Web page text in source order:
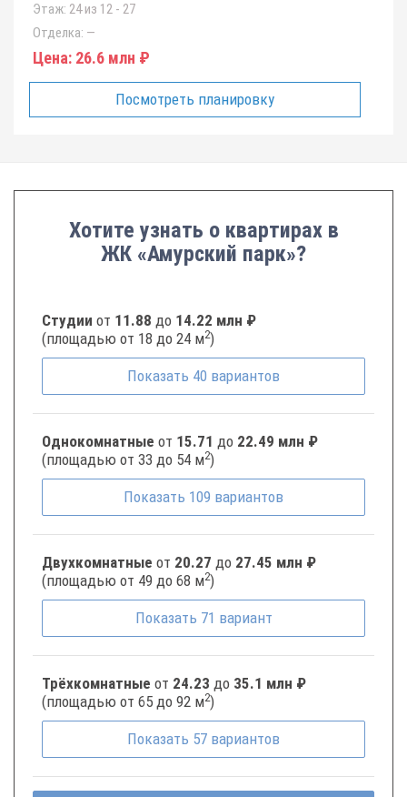
Этаж: 24 из 12 - 27
Отделка: —
Цена: 26.6 млн ₽
Посмотреть планировку
Хотите узнать о квартирах в
ЖК «Амурский парк»?
Студии от 11.88 до 14.22 млн ₽
(площадью от 18 до 24 м2)
Показать 40 вариантов
Однокомнатные от 15.71 до 22.49 млн ₽
(площадью от 33 до 54 м2)
Показать 109 вариантов
Двухкомнатные от 20.27 до 27.45 млн ₽
(площадью от 49 до 68 м2)
Показать 71 вариант
Трёхкомнатные от 24.23 до 35.1 млн ₽
(площадью от 65 до 92 м2)
Показать 57 вариантов